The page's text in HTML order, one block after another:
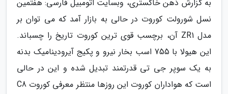
به گزارش ذهن خاکستری، وبسایت اتومبیل فارسی: هفتمین
نسل شورولت کوروت در حالی به بازار آمد که می توان بر
مدل ZR1 آن، برچسب قوی ترین کوروت تاریخ را چسباند.
این هیولا با 755 اسب بخار نیرو و پکیج آیرودینامیک بدنه
به یک سوپر جی تی قدرتمند تبدیل شده و این در حالی
است که هواداران کوروت این روزها منتظر معرفی کوروت C8